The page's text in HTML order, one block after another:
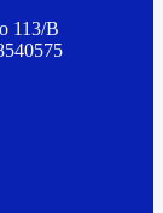
113/B